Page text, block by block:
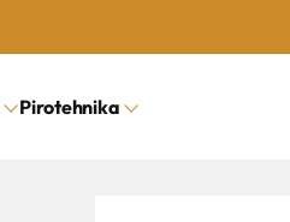
Pirotehnika